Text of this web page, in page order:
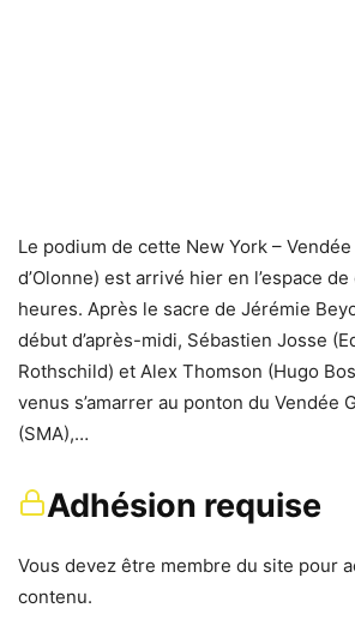
Le podium de cette New York –
d’Olonne) est arrivé hier en l’espace
heures. Après le sacre de Jérémie
début d’après-midi, Sébastien Josse
Rothschild) et Alex Thomson (Hugo
venus s’amarrer au ponton du Vendée
(SMA),…
Adhésion requise
Vous devez être membre du site pour
contenu.